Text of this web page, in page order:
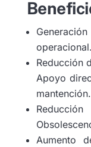
operacional.
Reducción
Apoyo
mantención.
Aumento